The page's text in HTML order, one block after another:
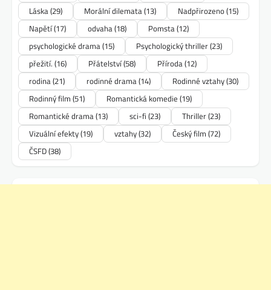
Láska(29) Morální dilemata(13) Nadpřirozeno(15)
Napětí(17) odvaha(18) Pomsta(12)
psychologické drama(15) Psychologický thriller(23)
přežití. (16) Přátelství(58) Příroda(12)
rodina(21) rodinné drama(14) Rodinné vztahy(30)
Rodinný film (51) Romantická komedie (19)
Romantické drama(13) sci-fi (23) Thriller(23)
Vizuální efekty(19) vztahy(32) Český film (72)
ČSFD(38)